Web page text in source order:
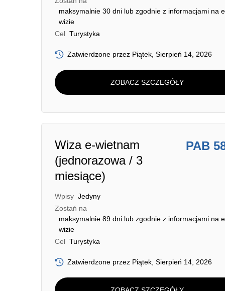
maksymalnie 30 dni lub zgodnie z informacjami na
wizie
Cel Turystyka
Zatwierdzone przez Piątek, Sierpień 14, 2026
ZOBACZ SZCZEGÓŁY
Wiza e-wietnam
(jednorazowa / 3
miesiące)
PAB
Wpisy Jedyny
Zostań na
maksymalnie 89 dni lub zgodnie z informacjami na
wizie
Cel Turystyka
Zatwierdzone przez Piątek, Sierpień 14, 2026